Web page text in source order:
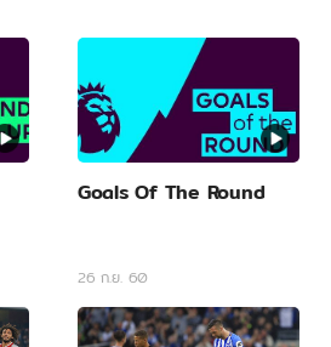
Goals Of The Round
26 ก.ย. 60